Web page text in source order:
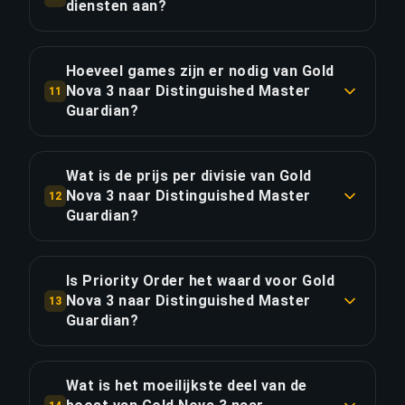
diensten aan?
(Europa West), EUNE (Europa Noord & Oost), NA,
OCE, LAN/LAS, BR, TR, RU, KR, JP en meer.
LINK KOPIËREN
11
Hoeveel games zijn er nodig van Gold
Nova 3 naar Distinguished Master
Guardian?
Priority Order bespaar je ~8.3 uur voor 20% extra.
12
Wat is de prijs per divisie van Gold
Nova 3 naar Distinguished Master
Guardian?
Master Guardian kost €6.59 per divisie over 5
divisies. Totaal: €32.94.
LINK KOPIËREN
13
Is Priority Order het waard voor Gold
Nova 3 naar Distinguished Master
Guardian?
snellere levering en bespaart ongeveer 8.3 uur.
Dat komt neer op €0.79 per bespaarde uur.
Wat is het moeilijkste deel van de